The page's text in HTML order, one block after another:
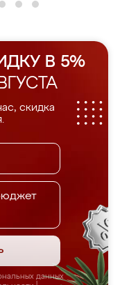
В 5%
скидка
данных